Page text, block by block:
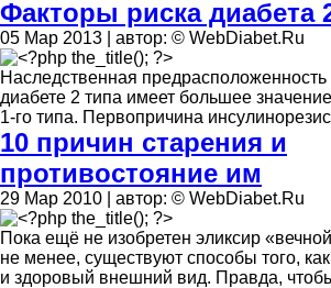
Факторы риска диабета
05 Мар 2013 | автор: © WebDiabet.Ru
Наследственная
диабете 2 типа имеет большее
1-го типа. Первопричина
10 причин старения и
противостояние им
29 Мар 2010 | автор: © WebDiabet.Ru
Пока ещё не изобретен эликсир
не менее, существуют способы того,
и здоровый внешний вид. Правда,